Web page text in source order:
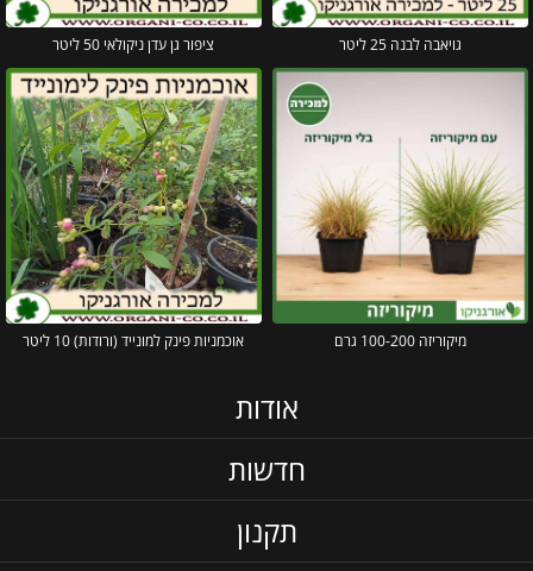
גויאבה לבנה 25 ליטר ציפור גן עדן ניקולאי 50 ליטר
מיקוריזה 100-200 גרם אוכמניות פינק למונייד (ורודות) 10 ליטר
אודות
חדשות
תקנון